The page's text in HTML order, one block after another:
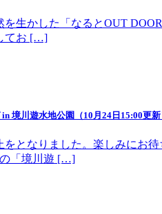
生かした「なるとOUT
てお […]
境川遊水地公園（10月24日15:00更新
となりました。楽しみにお
の「境川遊 […]